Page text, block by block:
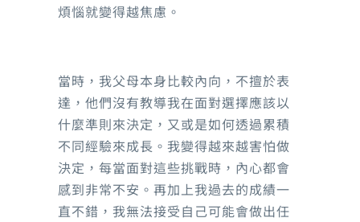
海濱公園
煩惱就變得越焦慮。
當時，我父母本身比較內向，不擅於表
達，他們沒有教導我在面對選擇應該以
什麼準則來決定，又或是如何透過累積
不同經驗來成長。我變得越來越害怕做
決定，每當面對這些挑戰時，內心都會
感到非常不安。再加上我過去的成績一
直不錯，我無法接受自己可能會做出任